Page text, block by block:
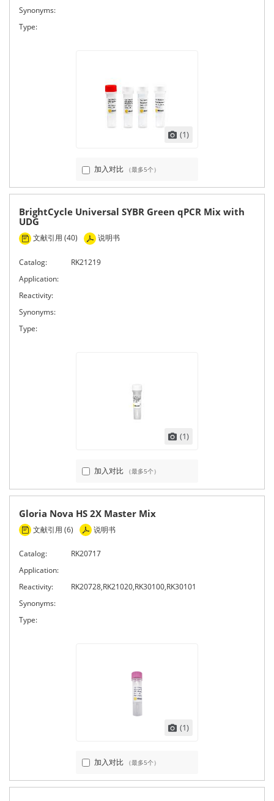
Synonyms:
Type:
(1)
加入对比 （最多5个）
BrightCycle Universal SYBR Green qPCR Mix with
UDG
文献引用 (40) 说明书
Catalog:
RK21219
Application:
Reactivity:
Synonyms:
Type:
(1)
加入对比 （最多5个）
Gloria Nova HS 2X Master Mix
文献引用 (6) 说明书
Catalog:
RK20717
Application:
Reactivity:
RK20728,RK21020,RK30100,RK30101
Synonyms:
Type:
(1)
加入对比 （最多5个）